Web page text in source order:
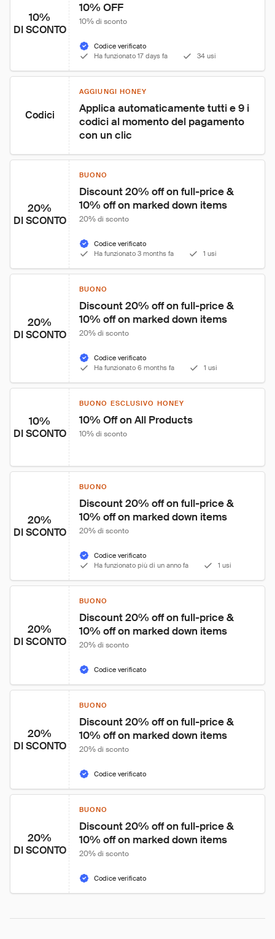
10%
DI SCONTO
10% OFF
10% di sconto
Codice verificato
Ha funzionato 17 days fa
34 usi
Codici
AGGIUNGI HONEY
Applica automaticamente tutti e 9 i
codici al momento del pagamento
con un clic
20%
DI SCONTO
BUONO
Discount 20% off on full-price &
10% off on marked down items
20% di sconto
Codice verificato
Ha funzionato 3 months fa
1 usi
20%
DI SCONTO
BUONO
Discount 20% off on full-price &
10% off on marked down items
20% di sconto
Codice verificato
Ha funzionato 6 months fa
1 usi
10%
DI SCONTO
BUONO ESCLUSIVO HONEY
10% Off on All Products
10% di sconto
20%
DI SCONTO
BUONO
Discount 20% off on full-price &
10% off on marked down items
20% di sconto
Codice verificato
Ha funzionato più di un anno fa
1 usi
20%
DI SCONTO
BUONO
Discount 20% off on full-price &
10% off on marked down items
20% di sconto
Codice verificato
20%
DI SCONTO
BUONO
Discount 20% off on full-price &
10% off on marked down items
20% di sconto
Codice verificato
20%
DI SCONTO
BUONO
Discount 20% off on full-price &
10% off on marked down items
20% di sconto
Codice verificato